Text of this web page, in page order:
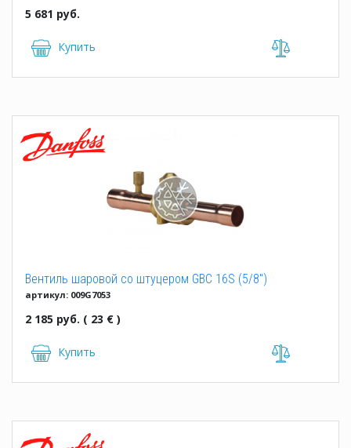
5 681 руб.
Купить
Вентиль шаровой со штуцером GBC 16S (5/8")
артикул: 009G7053
2 185 руб. ( 23 € )
Купить